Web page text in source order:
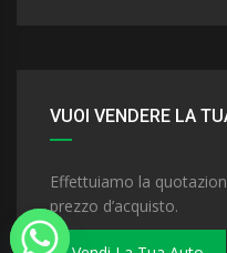
VUOI VENDERE LA
Effettuiamo la
prezzo d’acquisto.